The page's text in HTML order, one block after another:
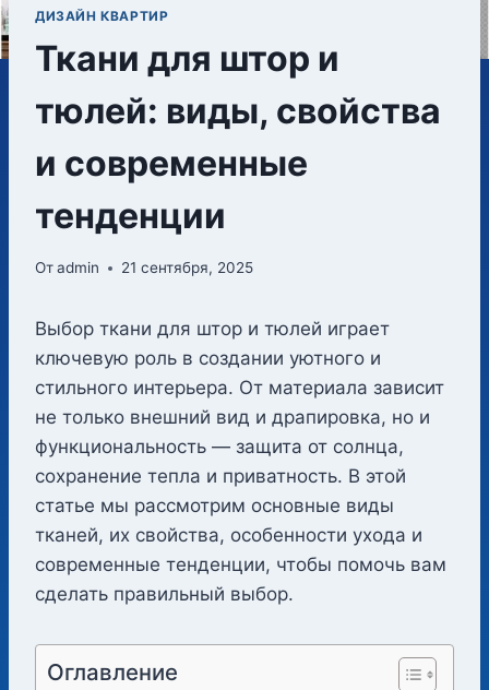
ДИЗАЙН КВАРТИР
Ткани для штор и
тюлей: виды, свойства
и современные
тенденции
Отadmin 21 сентября, 2025
Выбор ткани для штор и тюлей играет
ключевую роль в создании уютного и
стильного интерьера. От материала зависит
не только внешний вид и драпировка, но и
функциональность — защита от солнца,
сохранение тепла и приватность. В этой
статье мы рассмотрим основные виды
тканей, их свойства, особенности ухода и
современные тенденции, чтобы помочь вам
сделать правильный выбор.
Оглавление